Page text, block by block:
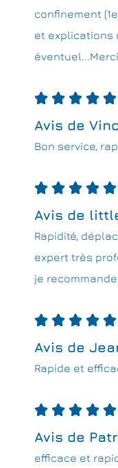
confinement
et explications
éventuel...Merci
    
Avis de
Bon service,
    
Avis de
Rapidité,
expert très
je recommande
    
Avis de
Rapide et
    
Avis de
efficace et